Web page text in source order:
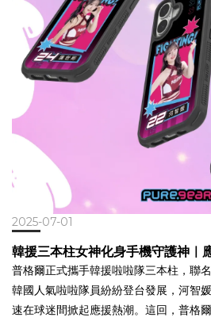
📱 穩定支撐、磁力持久，情感就像支架
追劇、愛打卡的實用派情侶 4️⃣ 貼身陪
掛繩背帶（軍規款 / 透明款）走到哪，
殼＋掛繩背帶，就像貼心的陪伴，讓你
哪都安心又自在。 輕便背繩設計，解放
逛街、拍照，還是照顧小孩、趕車轉乘
風格的俐落硬派款，或是透明系的清爽
格自由搭配，低調放閃、剛剛好。🧵
清爽透明系，依情侶風格自由搭配！ 📌
旅遊、需要兩手自由的情侶 5️⃣ 電力守
PD 快充頭 + 磁吸收納傳輸線你幫我收
是浪漫的情話，卻是兩人生活中最實際
組合，特別適合喜歡整齊有序、效率優
得漂亮、充電頭夠力又穩定，無論是出
快速補電、乾淨收納，不用再面對糾結
磁吸收納：桌面整潔，出門不打結。 📌
機能型設計 -- 手感輕盈、包覆性佳，適
- 「它是透明的，但也有設計、有防護
為日常所設 ▍ 抗黃耐看，清透如新 採
質，搭配抗 UV 處理技術， 不僅長時間
5 年抗黃保固。 360° 旋轉支架
角度旋轉支架，滿足追劇、視訊等使用
理，轉動更滑順不卡卡。 搭載 N52 等級
MagSafe 無線充電與配件，吸附牢固
照操作手感 鋁合金按鍵具備精密切割工
色。針對 iPhone 16 的實體拍照鍵，
更直覺、對焦不延遲，拍照手感更加分
無接縫，外觀簡潔俐落、拆裝不卡殼。
樣的你 ▍想保留手機原本顏色，不想被
困擾，希望找一款耐用長期使用的選擇
美型三合一，但不想手機變厚喜歡極簡
質感設計 現已上市｜支援 iPhone 16
2025-07-01
韓援三本柱女神化身手機守護神｜
普格爾正式攜手韓援啦啦隊三本柱，聯
韓國人氣啦啦隊員紛紛登台發展，河智
速在球迷間掀起應援熱潮。這回，普格